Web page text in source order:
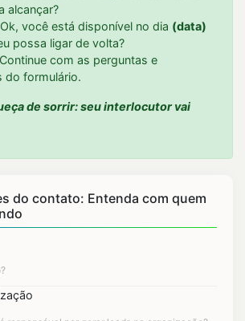
alcançar?
você está disponível no dia (data)
possa ligar de volta?
com as perguntas e
do formulário.
de sorrir: seu interlocutor vai
do contato: Entenda com quem